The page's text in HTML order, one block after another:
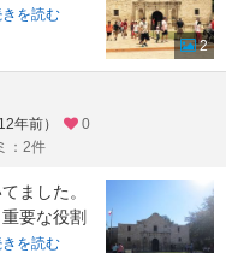
を読む
2
年前）
0
：2件
ました。
要な役割
を読む